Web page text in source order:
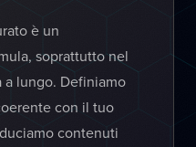
è un
soprattutto nel
lungo. Definiamo
con il tuo
contenuti